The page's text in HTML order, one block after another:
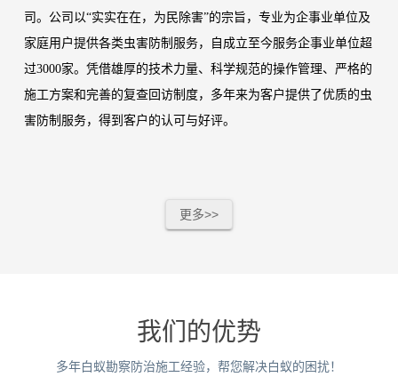
司。 公司以“实实在在，为民除害”的宗旨，专业为企事业单位及
家庭用户提供各类虫害防制服务，自成立至今服务企事业单位超
过3000家。凭借雄厚的技术力量、科学规范的操作管理、严格的
施工方案和完善的复查回访制度，多年来为客户提供了优质的虫
害防制服务，得到客户的认可与好评。
更多>>
我们的优势
多年白蚁勘察防治施工经验，帮您解决白蚁的困扰！